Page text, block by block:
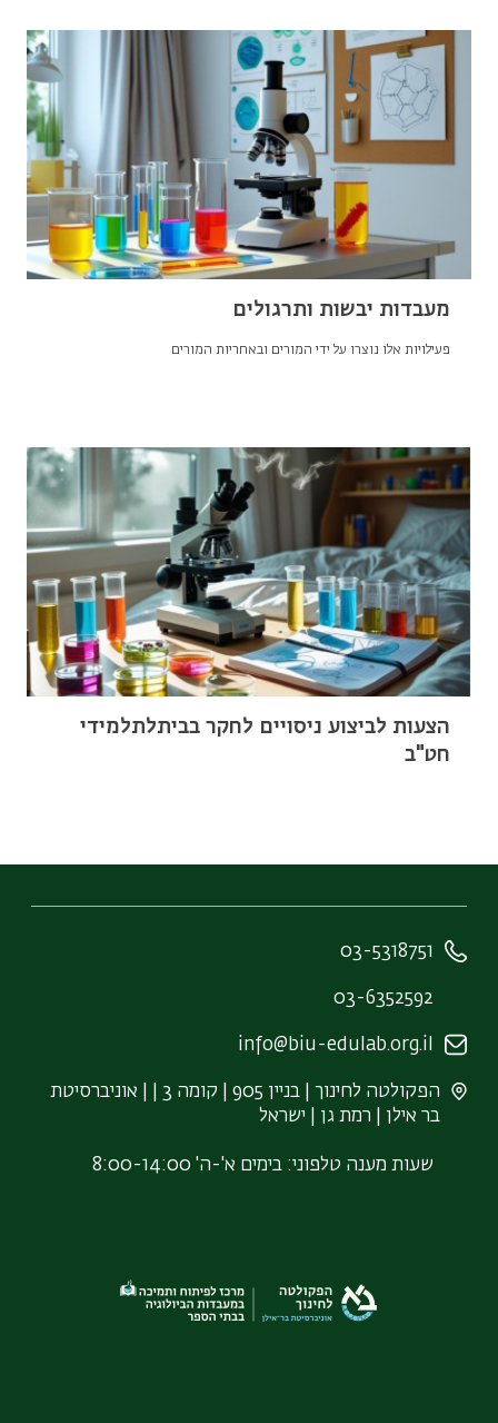
מעבדות יבשות ותרגולים
פעילויות אלו נוצרו על ידי המורים ובאחריות המורים
הצעות לביצוע ניסויים לחקר בביתלתלמידי
חט"ב
03-5318751
03-6352592
info@biu-edulab.org.il
הפקולטה לחינוך | בניין 905 | קומה 3 | | אוניברסיטת
בר אילן | רמת גן | ישראל
שעות מענה טלפוני: בימים א'-ה' 8:00-14:00